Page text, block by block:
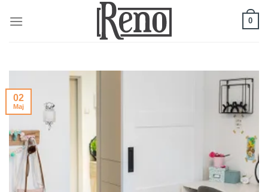
0
02
Maj